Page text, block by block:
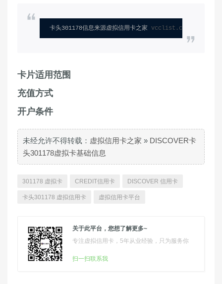
卡头301178信息来源虚拟信用卡之家 vcclist.com
卡片适用范围
充值方式
开户条件
未经允许不得转载： 虚拟信用卡之家 » DISCOVER卡
头301178虚拟卡基础信息
301178 虚拟卡 CREDIT信用卡 DISCOVER 信用卡
卡头301178 虚拟信用卡 虚拟信用卡平台
关于此平台，您想了解更多~
专注虚拟信用卡，5年从业经验，只为服务你
扫一扫联系我